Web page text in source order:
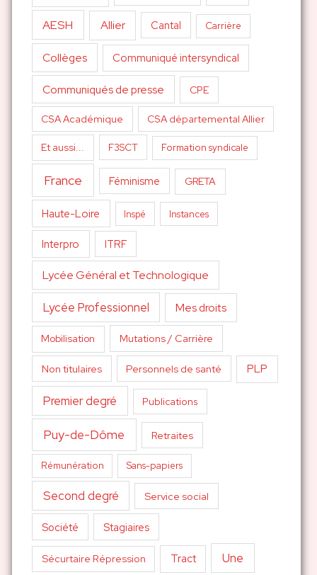
AESH Allier Cantal Carrière
Collèges Communiqué intersyndical
Communiqués de presse CPE
CSA Académique CSA départemental Allier
Et aussi... F3SCT Formation syndicale
France Féminisme GRETA
Haute-Loire Inspé Instances
Interpro ITRF
Lycée Général et Technologique
Lycée Professionnel Mes droits
Mobilisation Mutations / Carrière
Non titulaires Personnels de santé PLP
Premier degré Publications
Puy-de-Dôme Retraites
Rémunération Sans-papiers
Second degré Service social
Société Stagiaires
Sécurtaire Répression Tract Une